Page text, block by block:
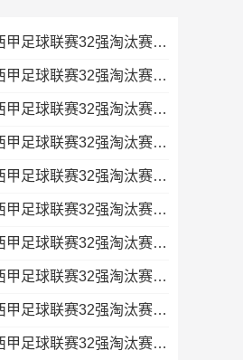
08月04日 佛山西甲足球联赛32强淘汰赛 肇庆恒骏成 VS 三七互娱 全场录像
08月04日 佛山西甲足球联赛32强淘汰赛 贪玩游戏 VS 美的薪火 全场录像
08月04日 佛山西甲足球联赛32强淘汰赛 广东西南建设 VS 香港圣徒 全场录像
08月04日 佛山西甲足球联赛32强淘汰赛 藝品高國際 VS 湛江狂狼·粵辉能源 全场录像
08月03日 佛山西甲足球联赛32强淘汰赛 广东客家青年 VS 广州英华思力U17 全场录像
08月03日 佛山西甲足球联赛32强淘汰赛 广州求信 VS 顺德新青年 全场录像
08月03日 佛山西甲足球联赛32强淘汰赛 大塘控股 VS 茂名市点都得 全场录像
08月03日 佛山西甲足球联赛32强淘汰赛 广东凤铝 VS 湛江八部科技 全场录像
08月03日 佛山西甲足球联赛32强淘汰赛 广州蜀地红 VS 广州戴拿模 全场录像
08月03日 佛山西甲足球联赛32强淘汰赛 三水乐民兴健力宝 VS 中国澳门澳科精英 全场录像